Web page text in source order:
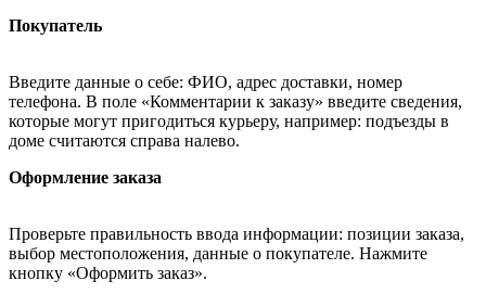
Покупатель
Введите данные о себе: ФИО, адрес доставки, номер
телефона. В поле «Комментарии к заказу» введите сведения,
которые могут пригодиться курьеру, например: подъезды в
доме считаются справа налево.
Оформление заказа
Проверьте правильность ввода информации: позиции заказа,
выбор местоположения, данные о покупателе. Нажмите
кнопку «Оформить заказ».